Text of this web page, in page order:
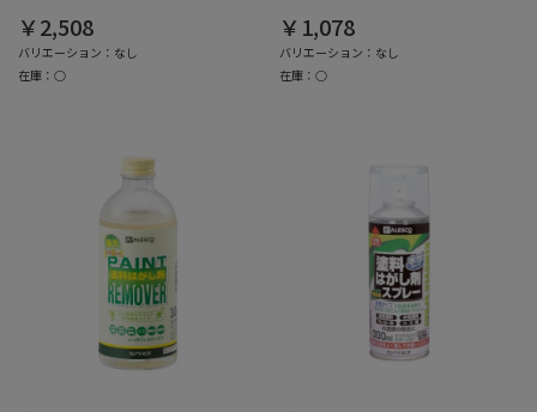
￥2,508
バリエーション：なし
在庫：○
￥1,078
バリエーション：なし
在庫：○